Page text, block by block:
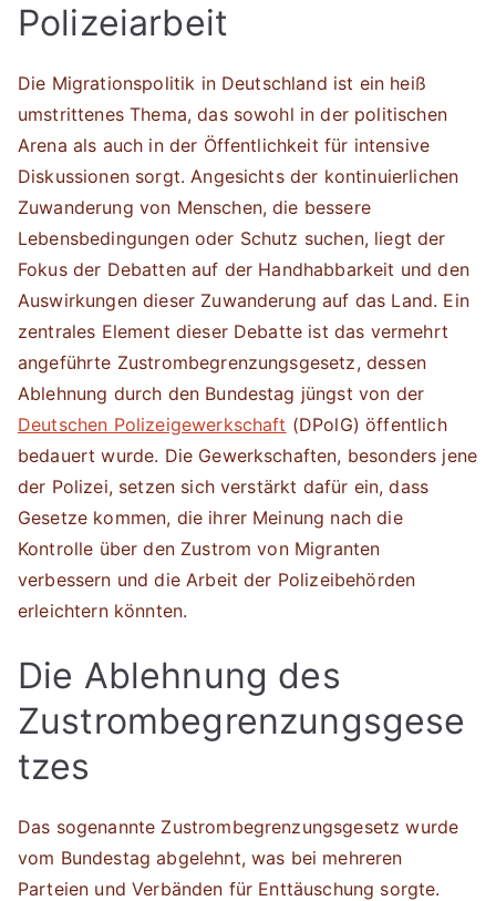
Polizeiarbeit
Die Migrationspolitik in Deutschland ist ein heiß
umstrittenes Thema, das sowohl in der politischen
Arena als auch in der Öffentlichkeit für intensive
Diskussionen sorgt. Angesichts der kontinuierlichen
Zuwanderung von Menschen, die bessere
Lebensbedingungen oder Schutz suchen, liegt der
Fokus der Debatten auf der Handhabbarkeit und den
Auswirkungen dieser Zuwanderung auf das Land. Ein
zentrales Element dieser Debatte ist das vermehrt
angeführte Zustrombegrenzungsgesetz, dessen
Ablehnung durch den Bundestag jüngst von der
Deutschen Polizeigewerkschaft (DPolG) öffentlich
bedauert wurde. Die Gewerkschaften, besonders jene
der Polizei, setzen sich verstärkt dafür ein, dass
Gesetze kommen, die ihrer Meinung nach die
Kontrolle über den Zustrom von Migranten
verbessern und die Arbeit der Polizeibehörden
erleichtern könnten.
Die Ablehnung des
Zustrombegrenzungsgese
tzes
Das sogenannte Zustrombegrenzungsgesetz wurde
vom Bundestag abgelehnt, was bei mehreren
Parteien und Verbänden für Enttäuschung sorgte.